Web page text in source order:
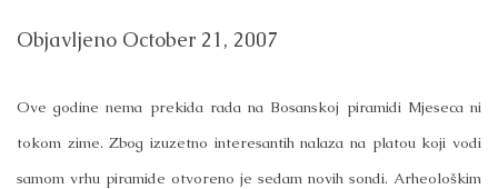
Objavljeno October 21, 2007
Ove godine nema prekida rada na Bosanskoj piramidi Mjeseca ni
tokom zime. Zbog izuzetno interesantih nalaza na platou koji vodi
samom vrhu piramide otvoreno je sedam novih sondi. Arheološkim